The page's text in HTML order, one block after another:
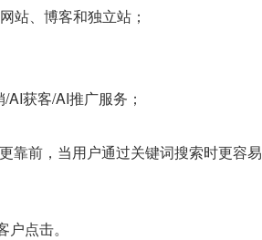
站、博客和独立站；
获客/AI推广服务；
靠前，当用户通过关键词搜索时更容
点击。